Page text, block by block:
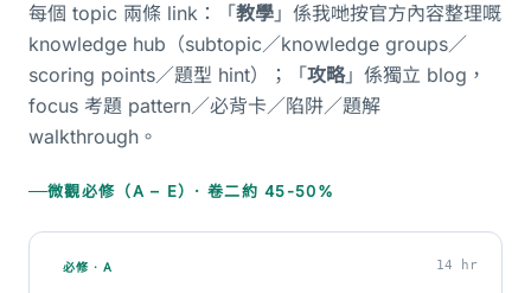
每個 topic 兩條 link：「教學 」係我哋按官方內容整理嘅
knowledge hub（subtopic／knowledge groups／
scoring points／題型 hint）；「攻略」係獨立 blog，
focus 考題 pattern／必背卡／陷阱／題解
walkthrough。
微觀必修（A – E）· 卷二約 45-50%
必修 · A 14 hr